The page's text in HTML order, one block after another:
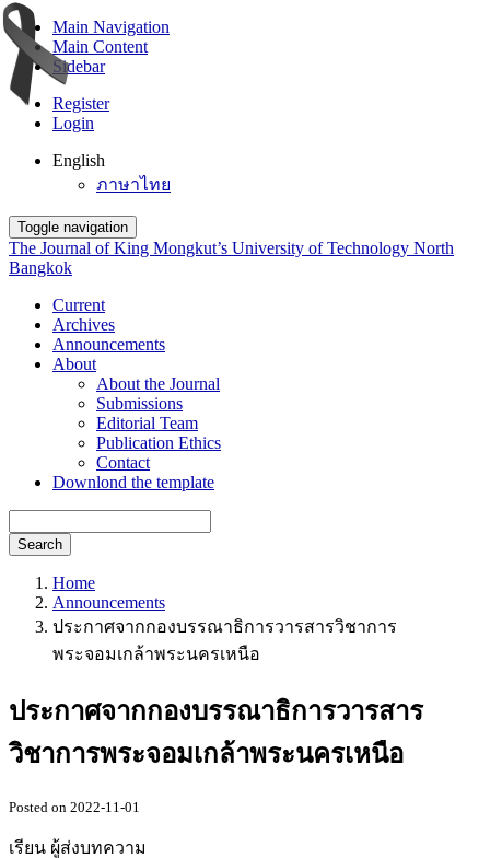
Main Navigation
Main Content
Sidebar
Register
Login
English
ภาษาไทย
Toggle navigation
The Journal of King Mongkut’s University of Technology North
Bangkok
Current
Archives
Announcements
About
About the Journal
Submissions
Editorial Team
Publication Ethics
Contact
Downlond the template
Search
Home
Announcements
ประกาศจากกองบรรณาธิการวารสารวิชาการ
พระจอมเกล้าพระนครเหนือ
ประกาศจากกองบรรณาธิการวารสาร
วิชาการพระจอมเกล้าพระนครเหนือ
Posted on 2022-11-01
เรียน ผู้ส่งบทความ